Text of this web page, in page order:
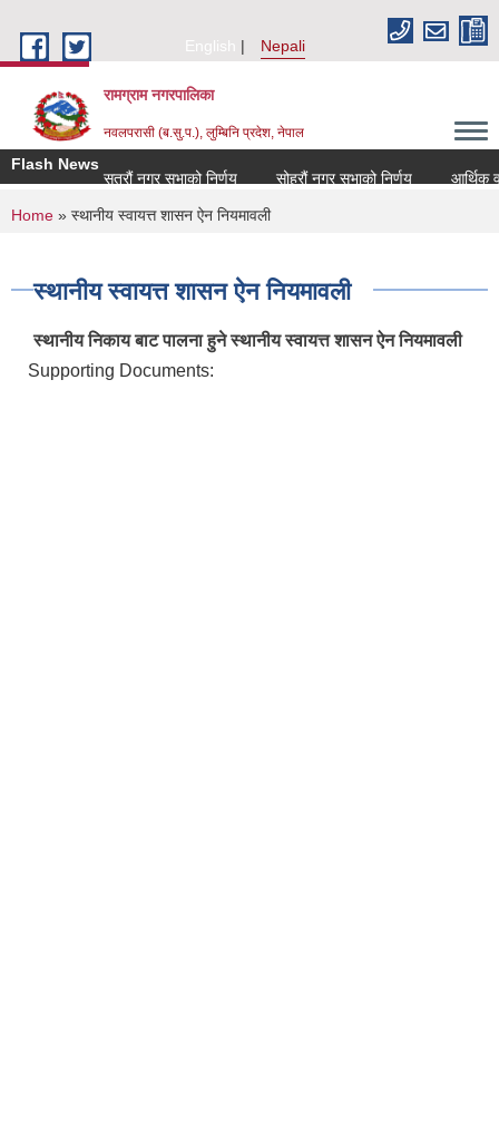
English
Nepali
रामग्राम नगरपालिका
नवलपरासी (ब.सु.प.), लुम्बिनि प्रदेश, नेपाल
Flash News
सत्रौं नगर सभाको निर्णय
सोह्रौं नगर सभाको निर्णय आर्थिक
You are here
Home » स्थानीय स्वायत्त शासन ऐन नियमावली
स्थानीय स्वायत्त शासन ऐन नियमावली
स्थानीय निकाय बाट पालना हुने स्थानीय स्वायत्त शासन ऐन नियमावली
Supporting Documents: